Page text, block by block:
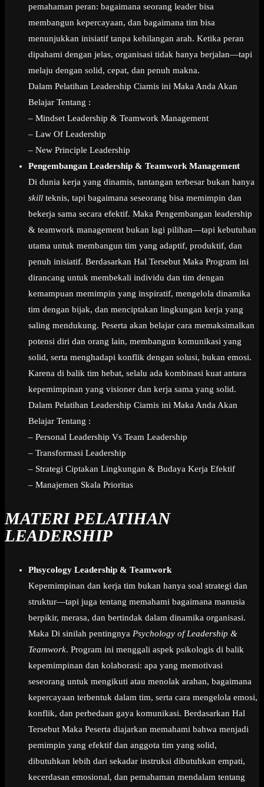
pemahaman peran: bagaimana seorang leader bisa
membangun kepercayaan, dan bagaimana tim bisa
menunjukkan inisiatif tanpa kehilangan arah. Ketika peran
dipahami dengan jelas, organisasi tidak hanya berjalan—tapi
melaju dengan solid, cepat, dan penuh makna.
Dalam Pelatihan Leadership Ciamis ini Maka Anda Akan
Belajar Tentang :
– Mindset Leadership & Teamwork Management
– Law Of Leadership
– New Principle Leadership
Pengembangan Leadership & Teamwork Management
Di dunia kerja yang dinamis, tantangan terbesar bukan hanya
skill teknis, tapi bagaimana seseorang bisa memimpin dan
bekerja sama secara efektif. Maka Pengembangan leadership
& teamwork management bukan lagi pilihan—tapi kebutuhan
utama untuk membangun tim yang adaptif, produktif, dan
penuh inisiatif. Berdasarkan Hal Tersebut Maka Program ini
dirancang untuk membekali individu dan tim dengan
kemampuan memimpin yang inspiratif, mengelola dinamika
tim dengan bijak, dan menciptakan lingkungan kerja yang
saling mendukung. Peserta akan belajar cara memaksimalkan
potensi diri dan orang lain, membangun komunikasi yang
solid, serta menghadapi konflik dengan solusi, bukan emosi.
Karena di balik tim hebat, selalu ada kombinasi kuat antara
kepemimpinan yang visioner dan kerja sama yang solid.
Dalam Pelatihan Leadership Ciamis ini Maka Anda Akan
Belajar Tentang :
– Personal Leadership Vs Team Leadership
– Transformasi Leadership
– Strategi Ciptakan Lingkungan & Budaya Kerja Efektif
– Manajemen Skala Prioritas
MATERI PELATIHAN
LEADERSHIP
Phsycology Leadership & Teamwork
Kepemimpinan dan kerja tim bukan hanya soal strategi dan
struktur—tapi juga tentang memahami bagaimana manusia
berpikir, merasa, dan bertindak dalam dinamika organisasi.
Maka Di sinilah pentingnya Psychology of Leadership &
Teamwork. Program ini menggali aspek psikologis di balik
kepemimpinan dan kolaborasi: apa yang memotivasi
seseorang untuk mengikuti atau menolak arahan, bagaimana
kepercayaan terbentuk dalam tim, serta cara mengelola emosi,
konflik, dan perbedaan gaya komunikasi. Berdasarkan Hal
Tersebut Maka Peserta diajarkan memahami bahwa menjadi
pemimpin yang efektif dan anggota tim yang solid,
dibutuhkan lebih dari sekadar instruksi dibutuhkan empati,
kecerdasan emosional, dan pemahaman mendalam tentang